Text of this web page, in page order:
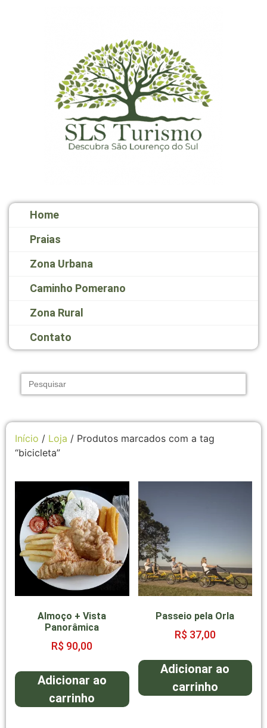
Home
Praias
Zona Urbana
Caminho Pomerano
Zona Rural
Contato
Search
for:
Início / Loja / Produtos marcados com a tag
“bicicleta”
Almoço + Vista
Panorâmica
R$ 90,00
Adicionar ao
carrinho
Passeio pela Orla
R$ 37,00
Adicionar ao
carrinho